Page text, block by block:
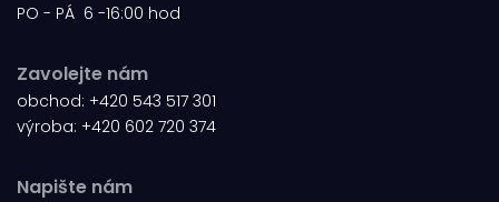
PO - PÁ 6 -16:00 hod
Zavolejte nám
obchod: +420 543 517 301
výroba: +420 602 720 374
Napište nám